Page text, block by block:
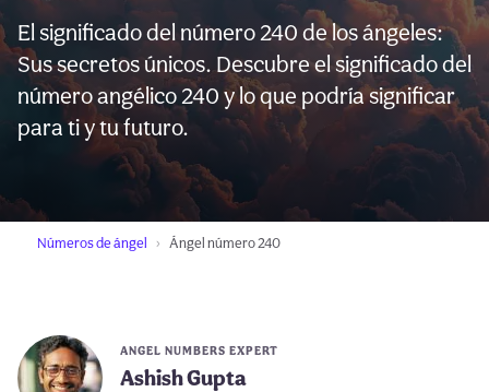
El significado del número 240 de los ángeles:
Sus secretos únicos. Descubre el significado del
número angélico 240 y lo que podría significar
para ti y tu futuro.
Números de ángel Ángel número 240
ANGEL NUMBERS EXPERT
Ashish Gupta